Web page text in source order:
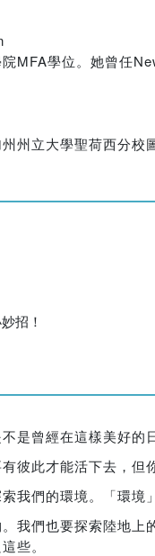
MFA學位。她曾任
州立大學聖荷西分校
招！
是曾經在這樣美好的
彼此才能活下去，但
我們的環境。「環境
我們也要探索陸地
些。